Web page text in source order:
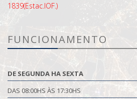
1839(Estac.IOF.)
FUNCIONAMENTO
DE SEGUNDA HA SEXTA
DAS 08:00HS ÀS 17:30HS